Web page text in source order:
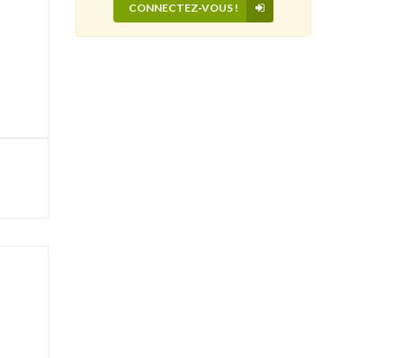
CONNECTEZ-VOUS !